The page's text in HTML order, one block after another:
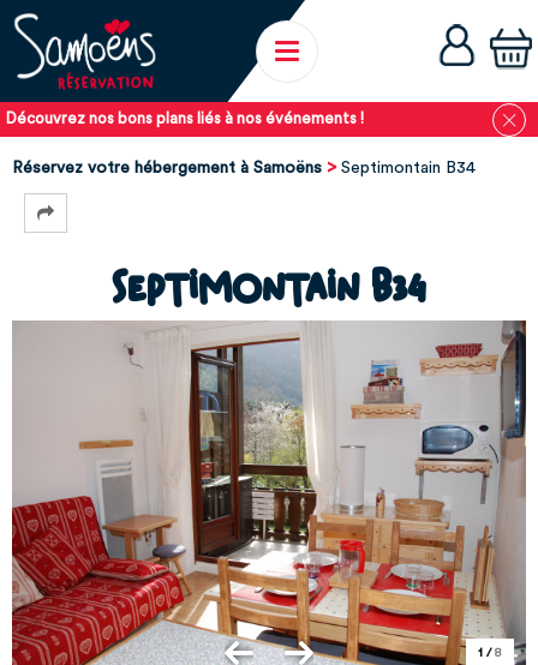
Découvrez nos bons plans liés à nos événements !
Réservez votre hébergement à Samoëns Septimontain B34
Septimontain B34
1 / 8